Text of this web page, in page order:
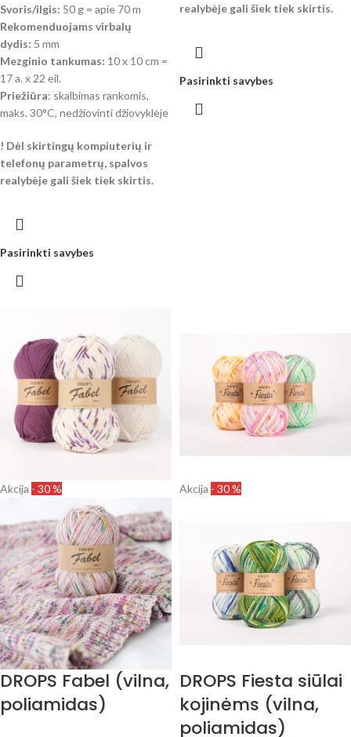
Svoris/ilgis: 50 g = apie 70 m
Rekomenduojams virbalų
dydis: 5 mm
Mezginio tankumas: 10 x 10 cm =
17 a. x 22 eil.
Priežiūra: skalbimas rankomis,
maks. 30°C, nedžiovinti džiovyklėje
! Dėl skirtingų kompiuterių ir
telefonų parametrų, spalvos
realybėje gali šiek tiek skirtis.
Pasirinkti savybes
realybėje gali šiek tiek skirtis.
Pasirinkti savybes
Akcija - 30 %
DROPS Fabel (vilna,
poliamidas)
Akcija - 30 %
DROPS Fiesta siūlai
kojinėms (vilna,
poliamidas)